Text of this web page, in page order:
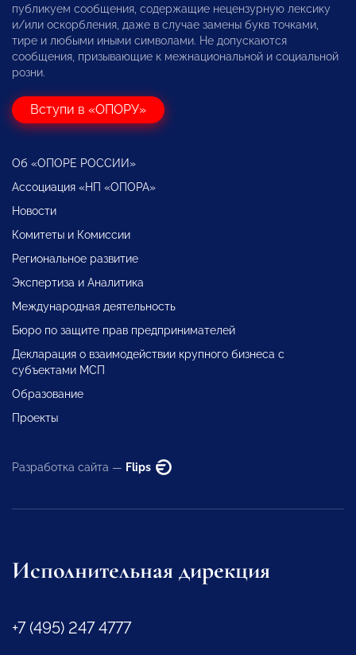
публикуем сообщения, содержащие нецензурную лексику
и/или оскорбления, даже в случае замены букв точками,
тире и любыми иными символами. Не допускаются
сообщения, призывающие к межнациональной и социальной
розни.
Вступи в «ОПОРУ»
Об «ОПОРЕ РОССИИ»
Ассоциация «НП «ОПОРА»
Новости
Комитеты и Комиссии
Региональное развитие
Экспертиза и Аналитика
Международная деятельность
Бюро по защите прав предпринимателей
Декларация о взаимодействии крупного бизнеса с
субъектами МСП
Образование
Проекты
Разработка сайта — Flips
Исполнительная дирекция
+7 (495) 247 4777